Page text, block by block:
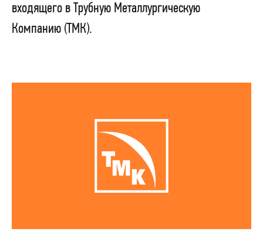
входящего в Трубную Металлургическую
Компанию (ТМК).